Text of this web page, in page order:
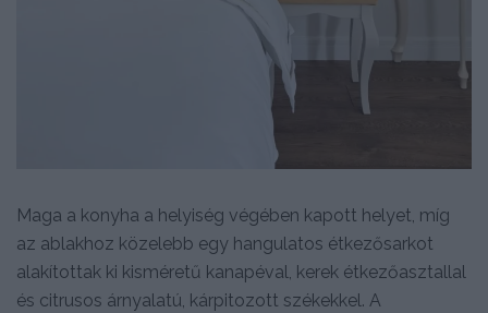
Maga a konyha a helyiség végében kapott helyet, míg
az ablakhoz közelebb egy hangulatos étkezősarkot
alakítottak ki kisméretű kanapéval, kerek étkezőasztallal
és citrusos árnyalatú, kárpitozott székekkel. A